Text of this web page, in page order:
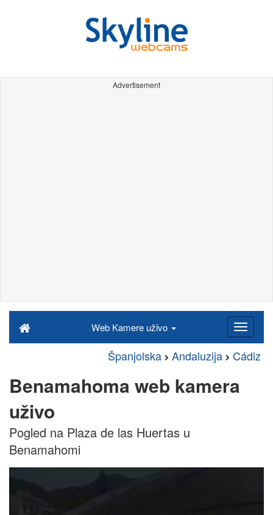
Advertisement
Web Kamere uživo
Španjolska Andaluzija Cádiz
Benamahoma web kamera
uživo
Pogled na Plaza de las Huertas u
Benamahomi